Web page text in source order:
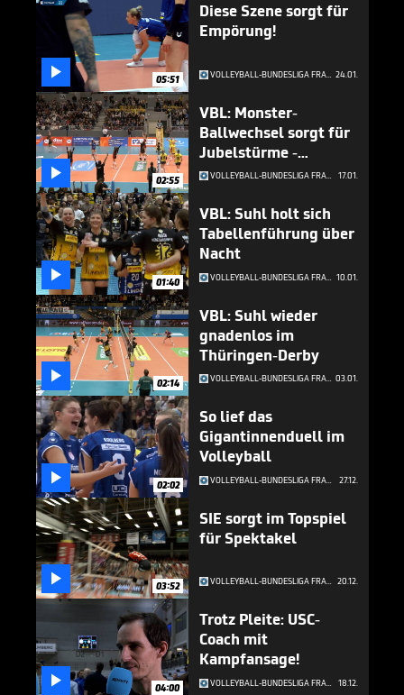
 05:51
Diese Szene sorgt für
Empörung!
VOLLEYBALL-BUNDESLIGA FRAUEN 24.01.
 02:55
VBL: Monster-
Ballwechsel sorgt für
Jubelstürme -
Hamburg ärgert
VOLLEYBALL-BUNDESLIGA FRAUEN 17.01.
 01:40
VBL: Suhl holt sich
Tabellenführung über
Nacht
VOLLEYBALL-BUNDESLIGA FRAUEN 10.01.
 02:14
VBL: Suhl wieder
gnadenlos im
Thüringen-Derby
VOLLEYBALL-BUNDESLIGA FRAUEN 03.01.
 02:02
So lief das
Gigantinnenduell im
Volleyball
VOLLEYBALL-BUNDESLIGA FRAUEN 27.12.
 03:52
SIE sorgt im Topspiel
für Spektakel
VOLLEYBALL-BUNDESLIGA FRAUEN 20.12.
 04:00
Trotz Pleite: USC-
Coach mit
Kampfansage!
VOLLEYBALL-BUNDESLIGA FRAUEN 18.12.